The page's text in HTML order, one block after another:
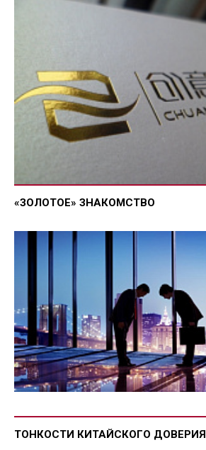
«ЗОЛОТОЕ» ЗНАКОМСТВО
ТОНКОСТИ КИТАЙСКОГО ДОВЕРИЯ